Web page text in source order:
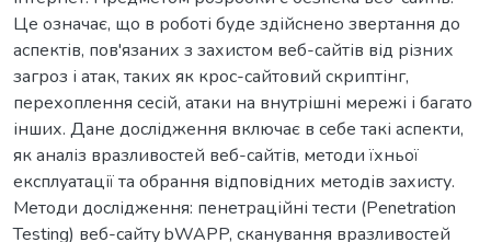
Це означає, що в роботі буде здійснено звертання до
аспектів, пов'язаних з захистом веб-сайтів від різних
загроз і атак, таких як крос-сайтовий скриптінг,
перехоплення сесій, атаки на внутрішні мережі і багато
інших. Дане дослідження включає в себе такі аспекти,
як аналіз вразливостей веб-сайтів, методи їхньої
експлуатації та обрання відповідних методів захисту.
Методи дослідження: пенетраційні тести (Penetration
Testing) веб-сайту bWAPP, сканування вразливостей